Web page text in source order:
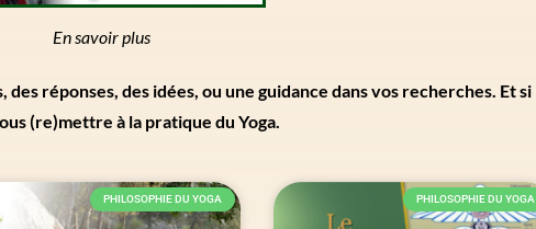
En savoir plus
réponses, des idées, ou une guidance dans vos recherches. Et si
(re)mettre à la pratique du Yoga.
PHILOSOPHIE DU YOGA PHILOSOPHIE DU YOGA